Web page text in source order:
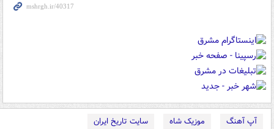
آپ آهنگ موزیک شاه
سایت تاریخ ایران